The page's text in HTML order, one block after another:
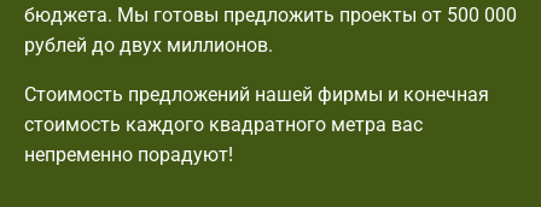
бюджета. Мы готовы предложить проекты от 500 000
рублей до двух миллионов.
Стоимость предложений нашей фирмы и конечная
стоимость каждого квадратного метра вас
непременно порадуют!